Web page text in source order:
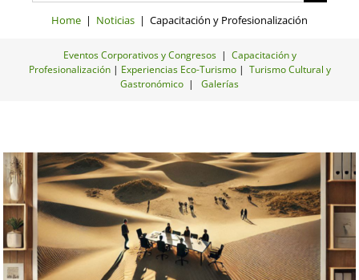
for:Home | Noticias | Capacitación y Profesionalización
Eventos Corporativos y Congresos| Capacitación y
Profesionalización| Experiencias Eco-Turismo| Turismo Cultural y
Gastronómico | Galerías